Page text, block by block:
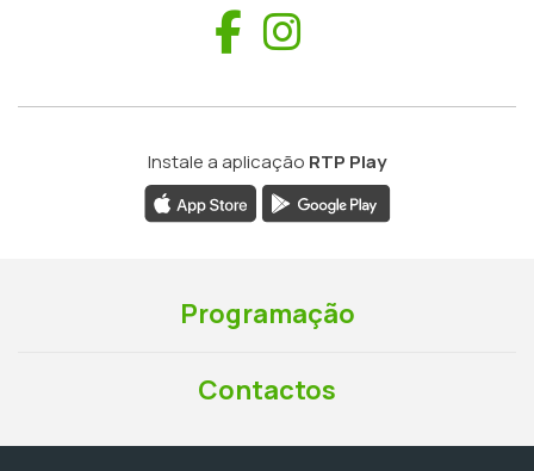
Facebook
Instale a aplicação RTP Play
Programação
Contactos